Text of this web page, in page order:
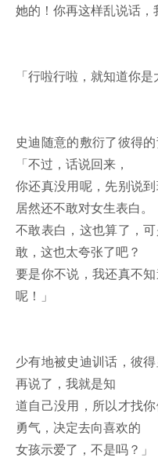
她的！你再这样乱说话，
「行啦行啦，就知道你
史迪随意的敷衍了彼得
「不过，话说回来，
你还真没用呢，先别说
居然还不敢对女生表白。
不敢表白，这也算了，
敢，这也太夸张了吧？
要是你不说，我还真不
呢！」
少有地被史迪训话，彼
再说了，我就是知
道自己没用，所以才找
勇气，决定去向喜欢的
女孩示爱了，不是吗？」